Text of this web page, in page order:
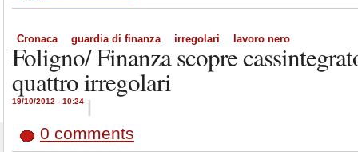
Cronaca guardia di finanza irregolari lavoro nero
Foligno/ Finanza scopre
quattro irregolari
19/10/2012 - 10:24 |
0 comments